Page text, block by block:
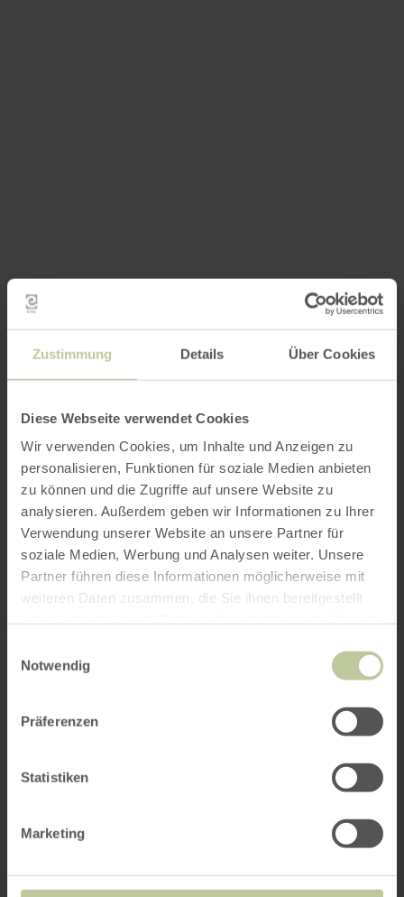
Zustimmung Details Über Cookies
Diese Webseite verwendet Cookies
Wir verwenden Cookies, um Inhalte und Anzeigen zu
personalisieren, Funktionen für soziale Medien anbieten
zu können und die Zugriffe auf unsere Website zu
analysieren. Außerdem geben wir Informationen zu Ihrer
Verwendung unserer Website an unsere Partner für
soziale Medien, Werbung und Analysen weiter. Unsere
Partner führen diese Informationen möglicherweise mit
weiteren Daten zusammen, die Sie ihnen bereitgestellt
Notwendig
Präferenzen
Statistiken
Marketing